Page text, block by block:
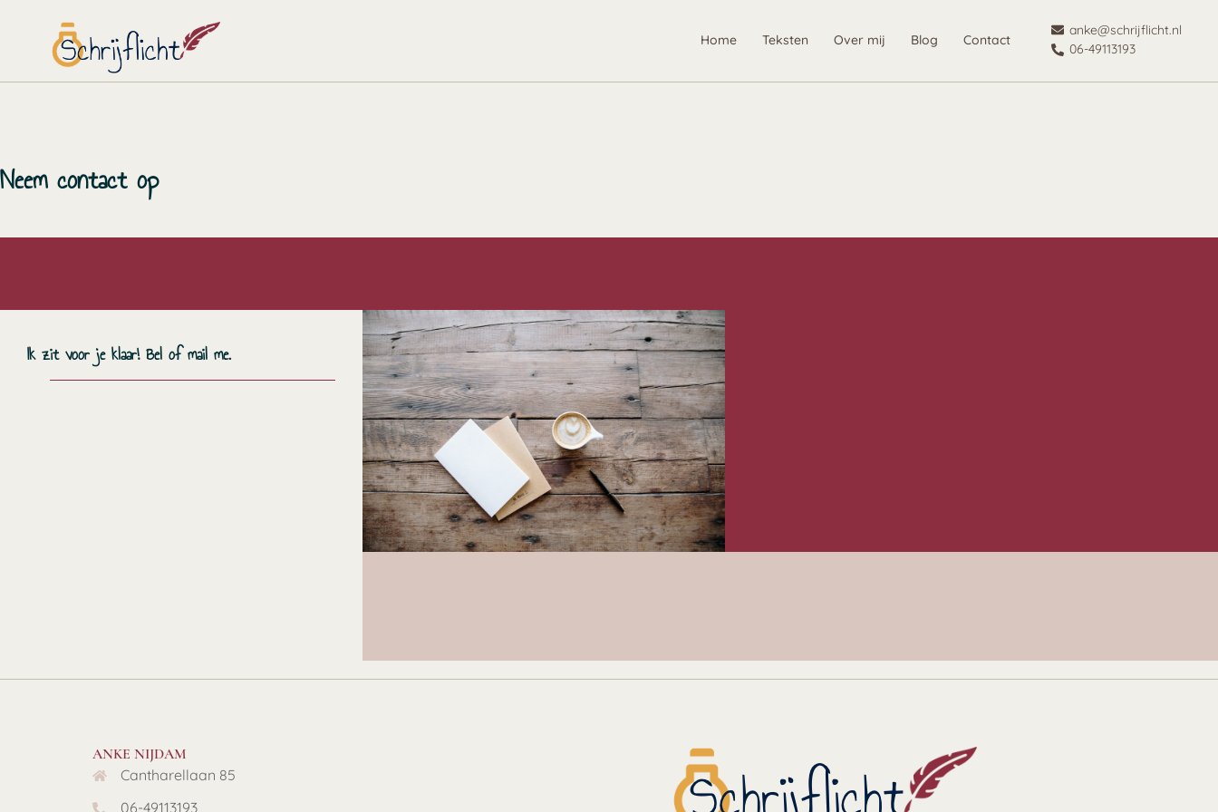
Home Teksten Over mij Blog Contact
anke@schrijflicht.nl
06-49113193
Neem contact op
Ik zit voor je klaar! Bel of mail me.
ANKE NIJDAM
Cantharellaan 85
06-49113193